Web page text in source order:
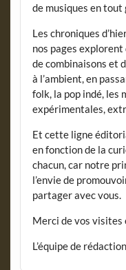
de musiques en tout
Les chroniques
nos pages
de combinaisons et
à l’ambient, en
folk, la pop indé, les
expérimentales,
Et cette ligne
en fonction de la
chacun, car notre
l’envie de
partager avec vous.
Merci de vos
L’équipe de rédaction